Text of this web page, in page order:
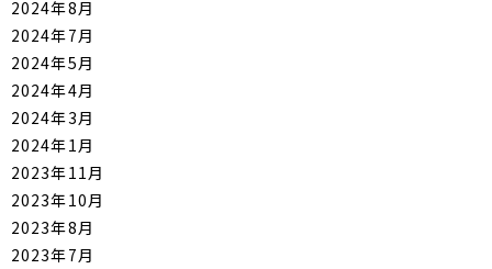
2024年8月
2024年7月
2024年5月
2024年4月
2024年3月
2024年1月
2023年11月
2023年10月
2023年8月
2023年7月